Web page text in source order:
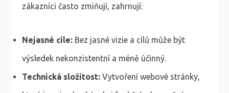
zákazníci často zmiňují, zahrnují:
Nejasné cíle:Bez jasné vizie a cílů může být
výsledek nekonzistentní a méně účinný.
Technická složitost:Vytvoření webové stránky,